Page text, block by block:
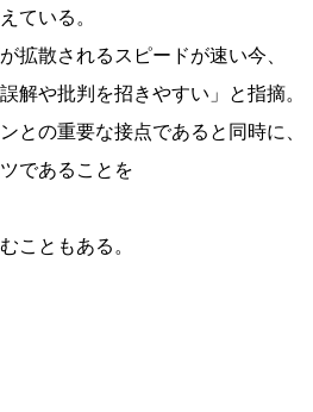
ている。
拡散されるスピードが速い今、
解や批判を招きやすい」と指摘。
との重要な接点であると同時に、
であることを
こともある。